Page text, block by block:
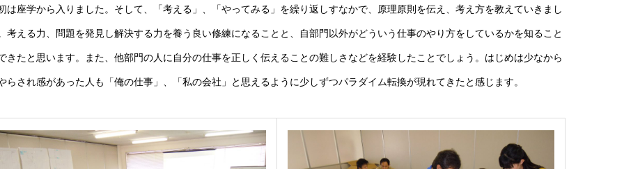
は座学から入りました。そして、「考える」、「やってみる」を繰り返しすなかで、原理原則を伝え、考え方を教えていきまし
考える力、問題を発見し解決する力を養う良い修練になることと、自部門以外がどういう仕事のやり方をしているかを知ること
きたと思います。また、他部門の人に自分の仕事を正しく伝えることの難しさなどを経験したことでしょう。はじめは少なから
らされ感があった人も「俺の仕事」、「私の会社」と思えるように少しずつパラダイム転換が現れてきたと感じます。